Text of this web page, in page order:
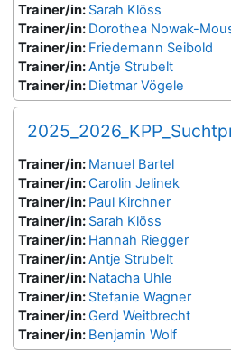
Trainer/in: Sarah Klöss
Trainer/in: Dorothea Nowak-
Trainer/in: Friedemann Seibold
Trainer/in:Antje Strubelt
Trainer/in: Dietmar Vögele
Trainer/in: Manuel Bartel
Trainer/in:Carolin Jelinek
Trainer/in: Paul Kirchner
Trainer/in: Sarah Klöss
Trainer/in: Hannah Riegger
Trainer/in:Antje Strubelt
Trainer/in: Natacha Uhle
Trainer/in: Stefanie Wagner
Trainer/in:Gerd Weitbrecht
Trainer/in: Benjamin Wolf